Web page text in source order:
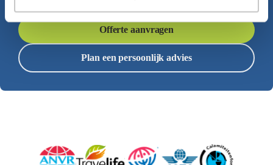
Offerte aanvragen
Plan een persoonlijk advies